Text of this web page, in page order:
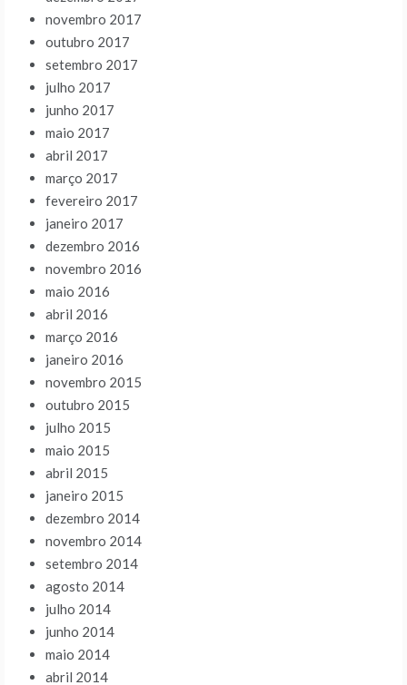
novembro 2017
outubro 2017
setembro 2017
julho 2017
junho 2017
maio 2017
abril 2017
março 2017
fevereiro 2017
janeiro 2017
dezembro 2016
novembro 2016
maio 2016
abril 2016
março 2016
janeiro 2016
novembro 2015
outubro 2015
julho 2015
maio 2015
abril 2015
janeiro 2015
dezembro 2014
novembro 2014
setembro 2014
agosto 2014
julho 2014
junho 2014
maio 2014
abril 2014